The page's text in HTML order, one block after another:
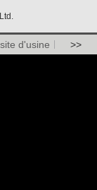
d'usine >>